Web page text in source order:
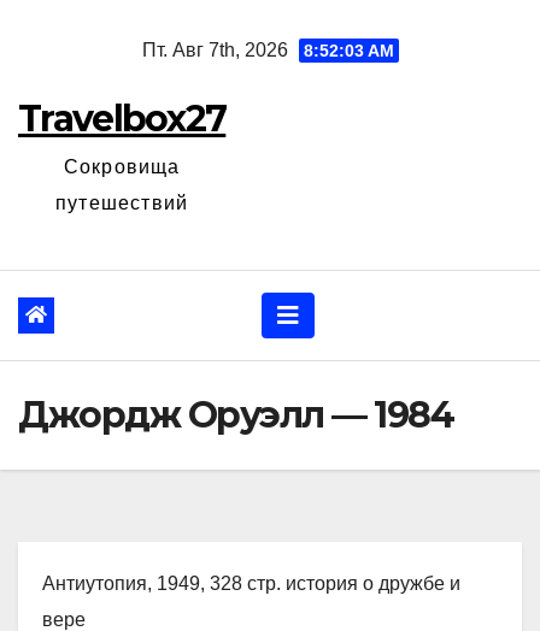
Пт. Авг 7th, 2026 8:52:04 AM
Travelbox27
Сокровища
путешествий
Джордж Оруэлл — 1984
Антиутопия, 1949, 328 стр. история о дружбе и
вере